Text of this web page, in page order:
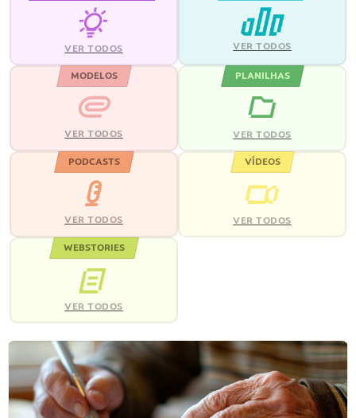
VER TODOS VER TODOS
MODELOS
VER TODOS
PLANILHAS
VER TODOS
PODCASTS
VER TODOS
VÍDEOS
VER TODOS
WEBSTORIES
VER TODOS